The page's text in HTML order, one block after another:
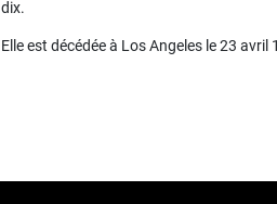
dix.
Elle est décédée à Los Angeles le 23 avril